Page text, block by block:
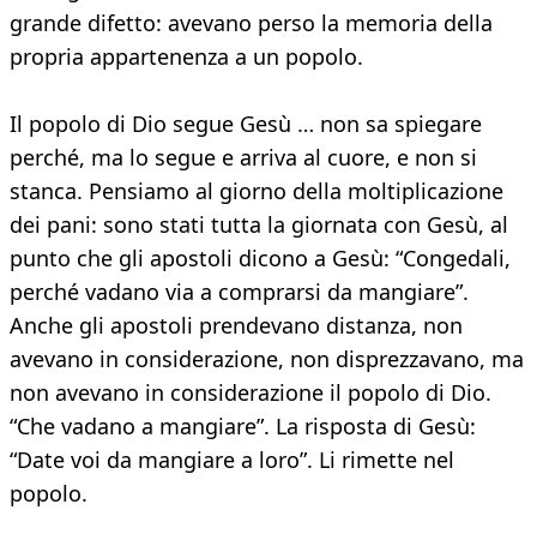
grande difetto: avevano perso la memoria della
propria appartenenza a un popolo.
Il popolo di Dio segue Gesù … non sa spiegare
perché, ma lo segue e arriva al cuore, e non si
stanca. Pensiamo al giorno della moltiplicazione
dei pani: sono stati tutta la giornata con Gesù, al
punto che gli apostoli dicono a Gesù: “Congedali,
perché vadano via a comprarsi da mangiare”.
Anche gli apostoli prendevano distanza, non
avevano in considerazione, non disprezzavano, ma
non avevano in considerazione il popolo di Dio.
“Che vadano a mangiare”. La risposta di Gesù:
“Date voi da mangiare a loro”. Li rimette nel
popolo.